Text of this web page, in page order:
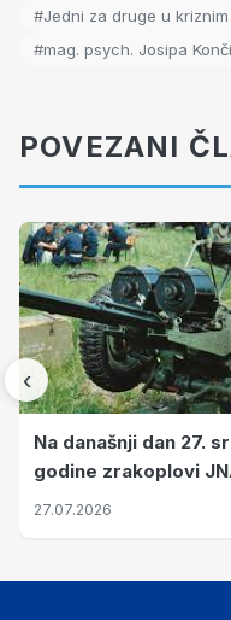
#Jedni za druge u
#mag. psych. Josipa
POVEZANI
‹
Na današnji dan 27.
godine zrakoplovi
su vojarnu i obučni
27.07.2026